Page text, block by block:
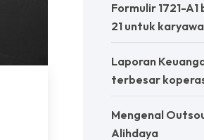
Formulir 1721-
21 untuk
Laporan
terbesar
Mengenal
Alihdaya